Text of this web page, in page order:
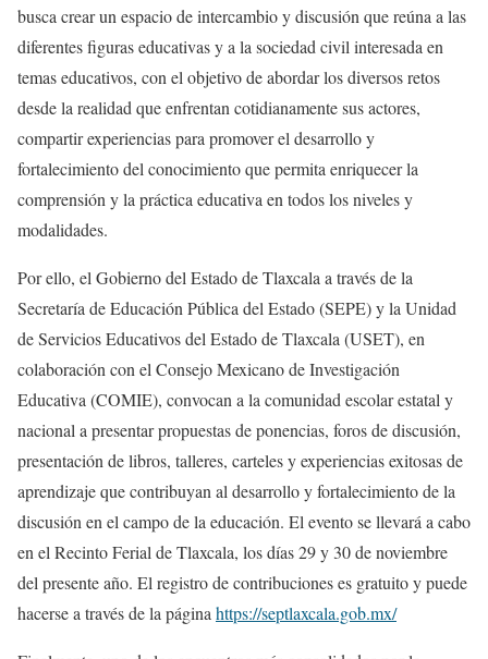
busca crear un espacio de intercambio y discusión que reúna a las
diferentes figuras educativas y a la sociedad civil interesada en
temas educativos, con el objetivo de abordar los diversos retos
desde la realidad que enfrentan cotidianamente sus actores,
compartir experiencias para promover el desarrollo y
fortalecimiento del conocimiento que permita enriquecer la
comprensión y la práctica educativa en todos los niveles y
modalidades.
Por ello, el Gobierno del Estado de Tlaxcala a través de la
Secretaría de Educación Pública del Estado (SEPE) y la Unidad
de Servicios Educativos del Estado de Tlaxcala (USET), en
colaboración con el Consejo Mexicano de Investigación
Educativa (COMIE), convocan a la comunidad escolar estatal y
nacional a presentar propuestas de ponencias, foros de discusión,
presentación de libros, talleres, carteles y experiencias exitosas de
aprendizaje que contribuyan al desarrollo y fortalecimiento de la
discusión en el campo de la educación. El evento se llevará a cabo
en el Recinto Ferial de Tlaxcala, los días 29 y 30 de noviembre
del presente año. El registro de contribuciones es gratuito y puede
hacerse a través de la páginahttps://septlaxcala.gob.mx/